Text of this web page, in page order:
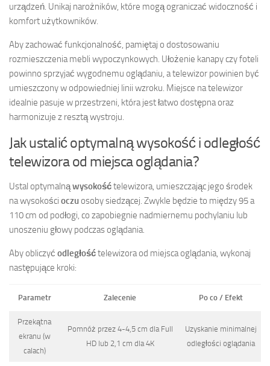
urządzeń. Unikaj narożników, które mogą ograniczać widoczność i
komfort użytkowników.
Aby zachować funkcjonalność, pamiętaj o dostosowaniu
rozmieszczenia mebli wypoczynkowych. Ułożenie kanapy czy foteli
powinno sprzyjać wygodnemu oglądaniu, a telewizor powinien być
umieszczony w odpowiedniej linii wzroku. Miejsce na telewizor
idealnie pasuje w przestrzeni, która jest łatwo dostępna oraz
harmonizuje z resztą wystroju.
Jak ustalić optymalną wysokość i odległość
telewizora od miejsca oglądania?
Ustal optymalnąwysokośćtelewizora, umieszczając jego środek
na wysokości oczuosoby siedzącej. Zwykle będzie to między 95 a
110 cm od podłogi, co zapobiegnie nadmiernemu pochylaniu lub
unoszeniu głowy podczas oglądania.
Aby obliczyć odległośćtelewizora od miejsca oglądania, wykonaj
następujące kroki:
Parametr Zalecenie Po co / Efekt
Przekątna
ekranu (w
calach)
Pomnóż przez 4-4,5 cm dla Full
HD lub 2,1 cm dla 4K
Uzyskanie minimalnej
odległości oglądania